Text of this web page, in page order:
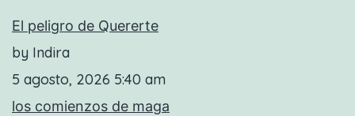
El peligro de Quererte
by Indira
5 agosto, 2026 5:40 am
los comienzos de maga